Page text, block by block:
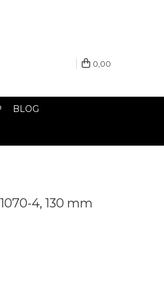
0,00
BLOG
4, 130 mm